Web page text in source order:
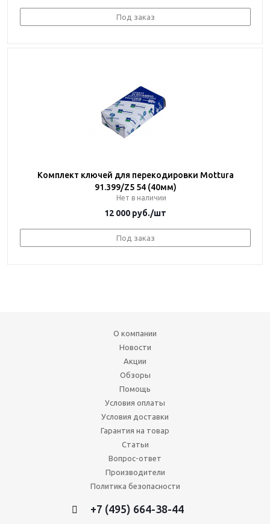
Под заказ
Комплект ключей для перекодировки Mottura
91.399/Z5 54 (40мм)
Нет в наличии
12 000 руб./шт
Под заказ
О компании
Новости
Акции
Обзоры
Помощь
Условия оплаты
Условия доставки
Гарантия на товар
Статьи
Вопрос-ответ
Производители
Политика безопасности
+7 (495) 664-38-44